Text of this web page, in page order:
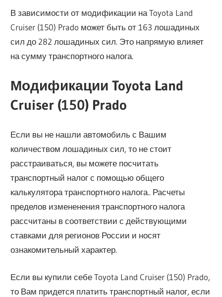
В зависимости от модификации на Toyota Land
Cruiser (150) Prado может быть от 163 лошадиных
сил до 282 лошадиных сил. Это напрямую влияет
на сумму транспортного налога.
Модификации Toyota Land
Cruiser (150) Prado
Если вы не нашли автомобиль с Вашим
количеством лошадиных сил, то не стоит
расстраиваться, вы можете посчитать
транспортный налог с помощью общего
калькулятора транспортного налога.. Расчеты
пределов измененения транспортного налога
рассчитаны в соответствии с действующими
ставками для регионов России и носят
ознакомительный характер.
Если вы купили себе Toyota Land Cruiser (150) Prado,
то Вам придется платить транспортный налог, если